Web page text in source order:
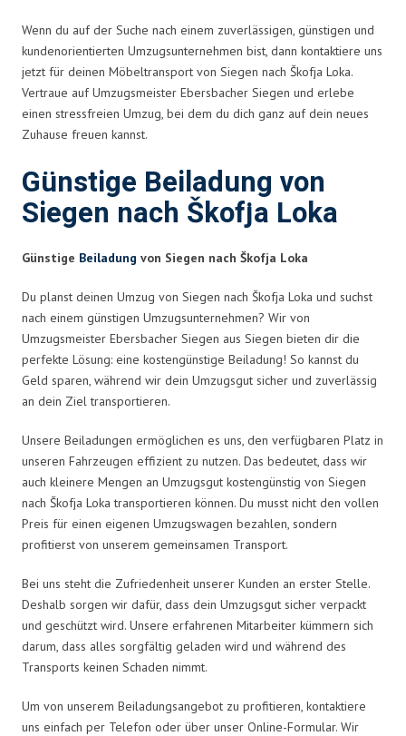
Wenn du auf der Suche nach einem zuverlässigen, günstigen und
kundenorientierten Umzugsunternehmen bist, dann kontaktiere uns
jetzt für deinen Möbeltransport von Siegen nach Škofja Loka.
Vertraue auf Umzugsmeister Ebersbacher Siegen und erlebe
einen stressfreien Umzug, bei dem du dich ganz auf dein neues
Zuhause freuen kannst.
Günstige Beiladung von
Siegen nach Škofja Loka
Günstige Beiladung von Siegen nach Škofja Loka
Du planst deinen Umzug von Siegen nach Škofja Loka und suchst
nach einem günstigen Umzugsunternehmen? Wir von
Umzugsmeister Ebersbacher Siegen aus Siegen bieten dir die
perfekte Lösung: eine kostengünstige Beiladung! So kannst du
Geld sparen, während wir dein Umzugsgut sicher und zuverlässig
an dein Ziel transportieren.
Unsere Beiladungen ermöglichen es uns, den verfügbaren Platz in
unseren Fahrzeugen effizient zu nutzen. Das bedeutet, dass wir
auch kleinere Mengen an Umzugsgut kostengünstig von Siegen
nach Škofja Loka transportieren können. Du musst nicht den vollen
Preis für einen eigenen Umzugswagen bezahlen, sondern
profitierst von unserem gemeinsamen Transport.
Bei uns steht die Zufriedenheit unserer Kunden an erster Stelle.
Deshalb sorgen wir dafür, dass dein Umzugsgut sicher verpackt
und geschützt wird. Unsere erfahrenen Mitarbeiter kümmern sich
darum, dass alles sorgfältig geladen wird und während des
Transports keinen Schaden nimmt.
Um von unserem Beiladungsangebot zu profitieren, kontaktiere
uns einfach per Telefon oder über unser Online-Formular. Wir